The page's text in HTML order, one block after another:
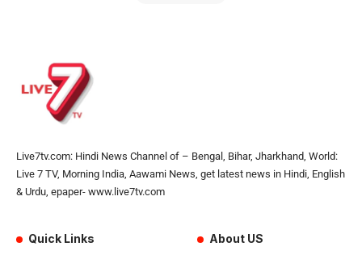
Live7tv.com: Hindi News Channel of – Bengal, Bihar, Jharkhand, World:
Live 7 TV, Morning India, Aawami News, get latest news in Hindi, English
& Urdu, epaper- www.live7tv.com
Quick Links About US